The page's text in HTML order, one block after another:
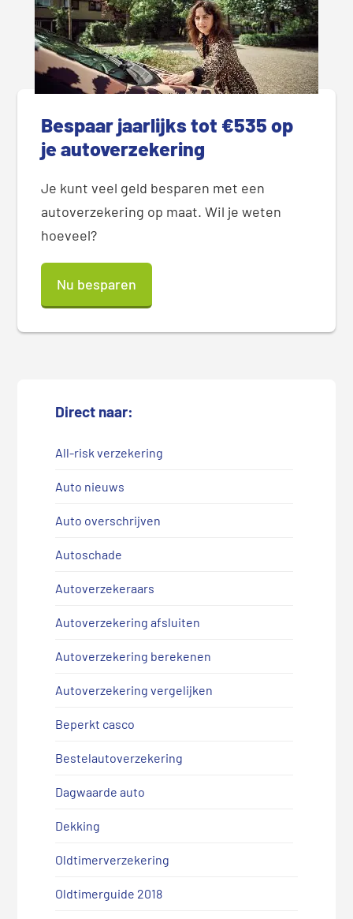
Bespaar jaarlijks tot €535 op
je autoverzekering
Je kunt veel geld besparen met een
autoverzekering op maat. Wil je weten
hoeveel?
Nu besparen
Direct naar:
All-risk verzekering
Auto nieuws
Auto overschrijven
Autoschade
Autoverzekeraars
Autoverzekering afsluiten
Autoverzekering berekenen
Autoverzekering vergelijken
Beperkt casco
Bestelautoverzekering
Dagwaarde auto
Dekking
Oldtimerverzekering
Oldtimerguide 2018